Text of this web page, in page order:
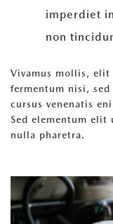
imperdiet
non
Vivamus mollis,
fermentum nisi,
cursus venenatis
Sed elementum
nulla pharetra.